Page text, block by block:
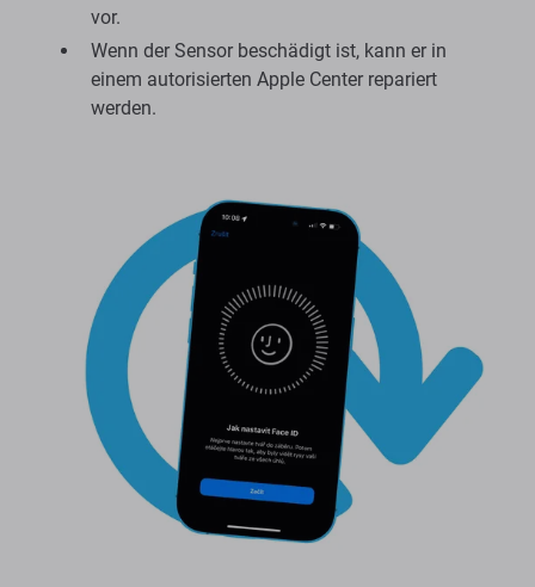
vor.
Wenn der Sensor beschädigt ist, kann er in
einem autorisierten Apple Center repariert
werden.